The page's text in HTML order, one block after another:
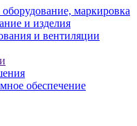
маркировка
и изделия
и вентиляции
обеспечение